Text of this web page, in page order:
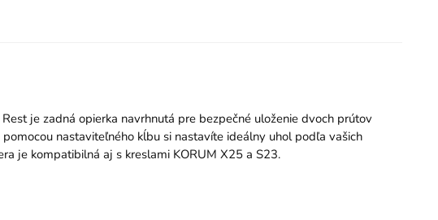
je zadná opierka navrhnutá pre bezpečné uloženie dvoch prútov
nastaviteľného kĺbu si nastavíte ideálny uhol podľa vašich
je kompatibilná aj s kreslami KORUM X25 a S23.